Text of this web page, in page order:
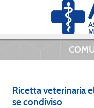
Ricetta veterinaria
se condiviso